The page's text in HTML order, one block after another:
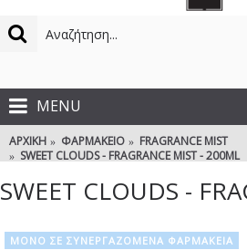
MENU
ΑΡΧΙΚΉ ΦΑΡΜΑΚΕΊΟ
FRAGRANCE MIST
SWEET CLOUDS - FRAGRANCE MIST - 200ML
ΜΟΝΟ ΣΕ ΣΥΝΕΡΓΑΖΟΜΕΝΑ ΦΑΡΜΑΚΕΙΑ